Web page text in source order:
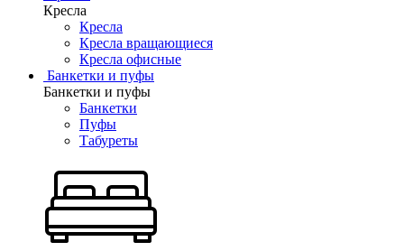
Кресла
Кресла
Кресла вращающиеся
Кресла офисные
Банкетки и пуфы
Банкетки и пуфы
Банкетки
Пуфы
Табуреты